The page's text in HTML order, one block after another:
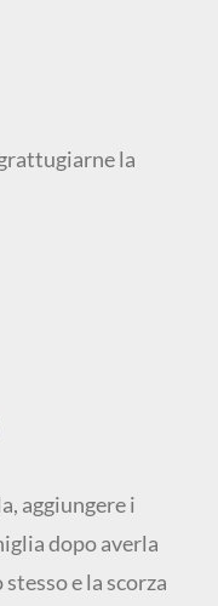
la
aggiungere i
dopo averla
e la scorza